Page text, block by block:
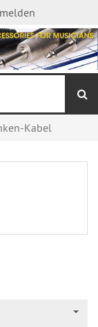
Kabel